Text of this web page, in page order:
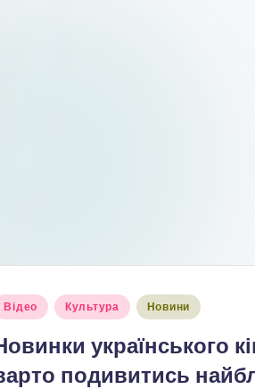
Відео Культура Новини
українського
подивитись